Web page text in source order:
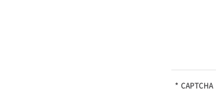
* CAPTCHA